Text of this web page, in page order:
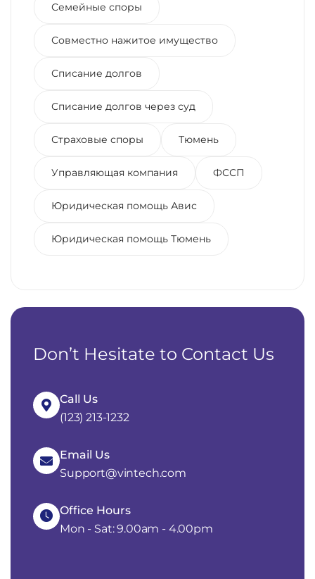
Семейные споры
Совместно нажитое имущество
Списание долгов
Списание долгов через суд
Страховые споры Тюмень
Управляющая компания ФССП
Юридическая помощь Авис
Юридическая помощь Тюмень
Don’t Hesitate to Contact Us
Call Us
(123) 213-1232
Email Us
Support@vintech.com
Office Hours
Mon - Sat: 9.00am - 4.00pm